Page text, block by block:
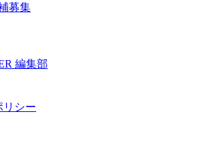
募集
編集部
リシー